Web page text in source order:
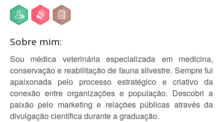
Sobre mim:
Sou médica veterinária especializada em medicina,
conservação e reabilitação de fauna silvestre. Sempre fui
apaixonada pelo processo estratégico e criativo da
conexão entre organizações e população. Descobri a
paixão pelo marketing e relações públicas através da
divulgação científica durante a graduação.